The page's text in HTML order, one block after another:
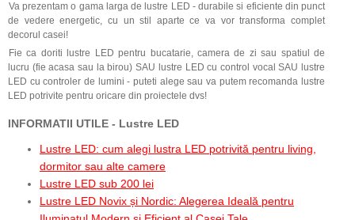
Va prezentam o gama larga de lustre LED - durabile si eficiente din punct
de vedere energetic, cu un stil aparte ce va vor transforma complet
decorul casei!
Fie ca doriti lustre LED pentru bucatarie, camera de zi sau spatiul de
lucru (fie acasa sau la birou) SAU lustre LED cu control vocal SAU lustre
LED cu controler de lumini - puteti alege sau va putem recomanda lustre
LED potrivite pentru oricare din proiectele dvs!
INFORMATII UTILE - Lustre LED
Lustre LED: cum alegi lustra LED potrivită pentru living,
dormitor sau alte camere
Lustre LED sub 200 lei
Lustre LED Novix și Nordic: Alegerea Ideală pentru